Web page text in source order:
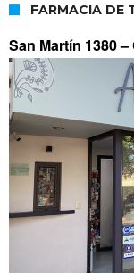
FARMACIA DE
San Martín 1380 –